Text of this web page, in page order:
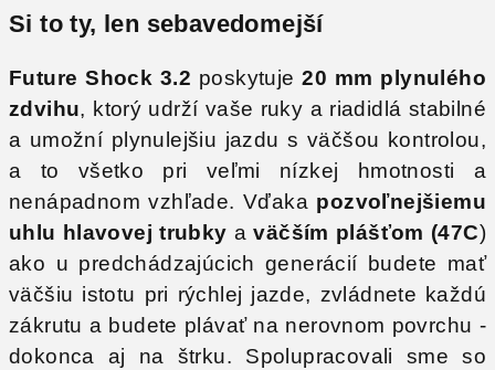
Si to ty, len sebavedomejší
Future Shock 3.2 poskytuje 20 mm plynulého
zdvihu, ktorý udrží vaše ruky a riadidlá stabilné
a umožní plynulejšiu jazdu s väčšou kontrolou,
a to všetko pri veľmi nízkej hmotnosti a
nenápadnom vzhľade. Vďaka pozvoľnejšiemu
uhlu hlavovej trubky aväčším plášťom (47C)
ako u predchádzajúcich generácií budete mať
väčšiu istotu pri rýchlej jazde, zvládnete každú
zákrutu a budete plávať na nerovnom povrchu -
dokonca aj na štrku. Spolupracovali sme so